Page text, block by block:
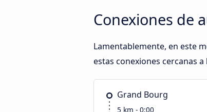
Conexiones de
Lamentablemente, en este
estas conexiones cercanas
Grand Bourg
5 km - 0:00